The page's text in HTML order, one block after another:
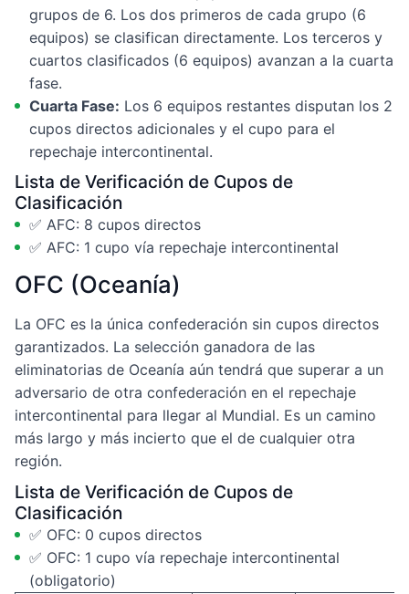
grupos de 6. Los dos primeros de cada grupo (6
equipos) se clasifican directamente. Los terceros y
cuartos clasificados (6 equipos) avanzan a la cuarta
fase.
Cuarta Fase: Los 6 equipos restantes disputan los 2
cupos directos adicionales y el cupo para el
repechaje intercontinental.
Lista de Verificación de Cupos de
Clasificación
✅ AFC: 8 cupos directos
✅ AFC: 1 cupo vía repechaje intercontinental
OFC (Oceanía)
La OFC es la única confederación sin cupos directos
garantizados. La selección ganadora de las
eliminatorias de Oceanía aún tendrá que superar a un
adversario de otra confederación en el repechaje
intercontinental para llegar al Mundial. Es un camino
más largo y más incierto que el de cualquier otra
región.
Lista de Verificación de Cupos de
Clasificación
✅ OFC: 0 cupos directos
✅ OFC: 1 cupo vía repechaje intercontinental
(obligatorio)